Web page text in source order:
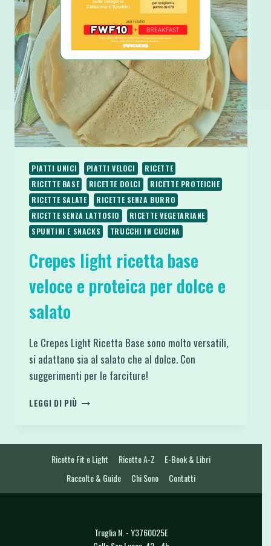
LATTOSIO
PIATTI UNICI PIATTI VELOCI
RICETTE
RICETTE BASE
RICETTE DOLCI
RICETTE PROTEICHE
RICETTE SALATE
RICETTE SENZA BURRO
RICETTE SENZA LATTOSIO
RICETTE VEGETARIANE
SPUNTINI E SNACKS
TRUCCHI IN CUCINA
Crepes light ricetta base
veloce e proteica per dolce e
salato
Le Crepes Light Ricetta Base sono molto versatili,
si adattano sia al salato che al dolce. Con
suggerimenti per le farciture!
LEGGI DI PIÙ CREPES
E
PROTEICA
SALATO
Ricette Fit e Light Ricette A-Z
E-Book & Libri
Raccolte & Guide
Chi Sono Contatti
Truglia N. - Y3760025E